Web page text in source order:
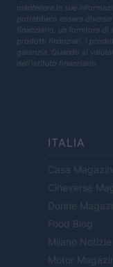
mantenere le sue
potrebbero essere
finanziario, un fornitore
prodotti finanziari, i
garanzia. Quando si
dell'istituto finanziario.
ITALIA
Casa
Cineverse
Donne
Food Blog
Milano Notizie
Motor